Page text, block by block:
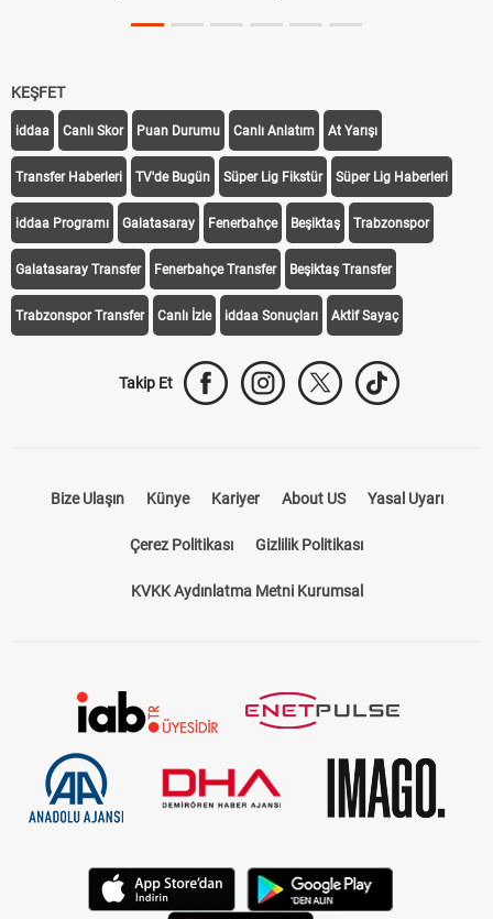
KEŞFET
iddaa Canlı Skor Puan Durumu Canlı Anlatım At Yarışı
Transfer Haberleri TV'de Bugün Süper Lig Fikstür Süper Lig Haberleri
iddaa Programı Galatasaray Fenerbahçe Beşiktaş Trabzonspor
Galatasaray Transfer Fenerbahçe Transfer Beşiktaş Transfer
Trabzonspor Transfer Canlı İzle iddaa Sonuçları Aktif Sayaç
Takip Et
Bize Ulaşın Künye Kariyer About US Yasal Uyarı
Çerez Politikası Gizlilik Politikası
KVKK Aydınlatma Metni Kurumsal